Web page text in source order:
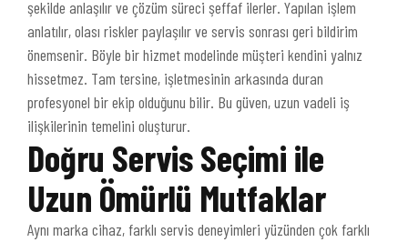
şekilde anlaşılır ve çözüm süreci şeffaf ilerler. Yapılan işlem
anlatılır, olası riskler paylaşılır ve servis sonrası geri bildirim
önemsenir. Böyle bir hizmet modelinde müşteri kendini yalnız
hissetmez. Tam tersine, işletmesinin arkasında duran
profesyonel bir ekip olduğunu bilir. Bu güven, uzun vadeli iş
ilişkilerinin temelini oluşturur.
Doğru Servis Seçimi ile
Uzun Ömürlü Mutfaklar
Aynı marka cihaz, farklı servis deneyimleri yüzünden çok farklı